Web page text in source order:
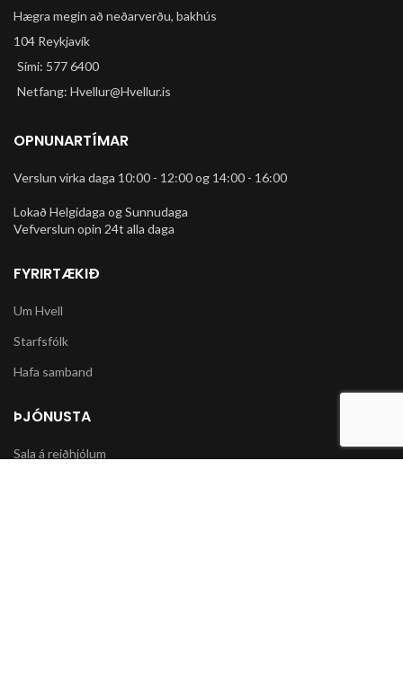
Hægra megin að neðarverðu, bakhús
104 Reykjavík
Sími: 577 6400
Netfang: Hvellur@Hvellur.is
OPNUNARTÍMAR
Verslun virka daga 10:00 - 12:00 og 14:00 - 16:00
Lokað Helgidaga og Sunnudaga
Vefverslun opin 24t alla daga
FYRIRTÆKIÐ
Um Hvell
Starfsfólk
Hafa samband
ÞJÓNUSTA
Sala á reiðhjólum